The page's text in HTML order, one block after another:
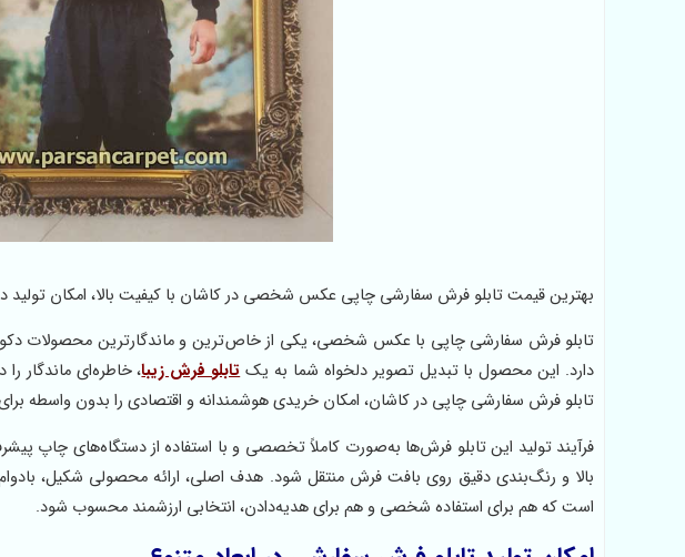
بهترین قیمت تابلو فرش سفارشی چاپی عکس شخصی در کاشان با کیفیت بالا، امکان تولید در
تابلو فرش سفارشی چاپی با عکس شخصی، یکی از خاص‌ترین و ماندگارترین محصولات
دارد. این محصول با تبدیل تصویر دلخواه شما به یکتابلو فرش زیبا، خاطره‌ای ماندگار
تابلو فرش سفارشی چاپی در کاشان، امکان خریدی هوشمندانه و اقتصادی را بدون واسطه
فرآیند تولید این تابلو فرش‌ها به‌صورت کاملاً تخصصی و با استفاده از دستگاه‌های چاپ
بالا و رنگ‌بندی دقیق روی بافت فرش منتقل شود. هدف اصلی، ارائه محصولی شکیل،
است که هم برای استفاده شخصی و هم برای هدیه‌دادن، انتخابی ارزشمند محسوب شود.